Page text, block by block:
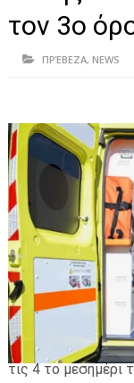
ΗΠΕΙΡΟΣ
ΘΕΣΠΡΩΤΙΑ
ΙΟΝΙΑ ΝΗΣΙΑ
ΚΑΙ ΕΛΛΑΔΑ
ΥΓΕΙΑ-
ΠΟΛΙΤΙΣΜΟΣ
ΠΕΡΙΒΑΛΛΟΝ
ΤΕΧΝΟΛΟΓΙΑ
τον 3ο
ΠΡΈΒΕΖΑ, NEWS
Μεγάλη
τις 4 το μεσημέρι